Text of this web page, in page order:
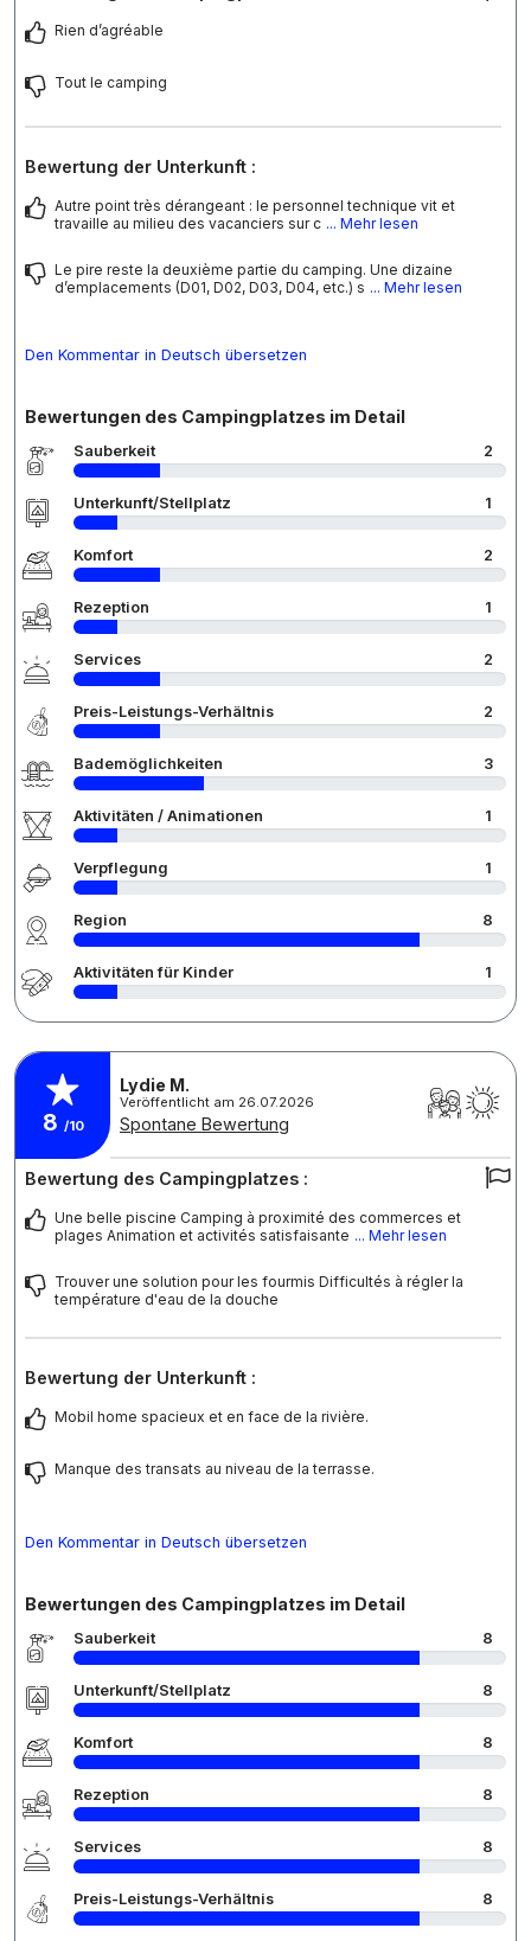
Rien d’agréable
Tout le camping
Bewertung der Unterkunft :
Autre point très dérangeant : le personnel technique vit et
travaille au milieu des vacanciers sur c ... Mehr lesen
Le pire reste la deuxième partie du camping. Une dizaine
d’emplacements (D01, D02, D03, D04, etc.) s ... Mehr lesen
Den Kommentar in Deutsch übersetzen
Bewertungen des Campingplatzes im Detail
Sauberkeit 2
Unterkunft/Stellplatz 1
Komfort 2
Rezeption 1
Services 2
Preis-Leistungs-Verhältnis 2
Bademöglichkeiten 3
Aktivitäten / Animationen 1
Verpflegung 1
Region 8
Aktivitäten für Kinder 1
8 /10
Lydie M.
Veröffentlicht am 26.07.2026
Spontane Bewertung
Bewertung des Campingplatzes :
Une belle piscine Camping à proximité des commerces et
plages Animation et activités satisfaisante ... Mehr lesen
Trouver une solution pour les fourmis Difficultés à régler la
température d'eau de la douche
Bewertung der Unterkunft :
Mobil home spacieux et en face de la rivière.
Manque des transats au niveau de la terrasse.
Den Kommentar in Deutsch übersetzen
Bewertungen des Campingplatzes im Detail
Sauberkeit 8
Unterkunft/Stellplatz 8
Komfort 8
Rezeption 8
Services 8
Preis-Leistungs-Verhältnis 8